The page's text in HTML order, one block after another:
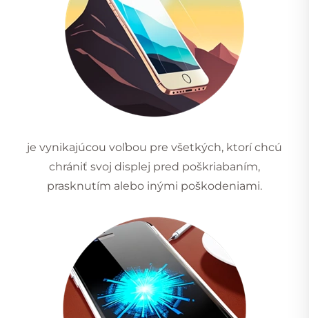
je vynikajúcou voľbou pre všetkých, ktorí chcú
chrániť svoj displej pred poškriabaním,
prasknutím alebo inými poškodeniami.